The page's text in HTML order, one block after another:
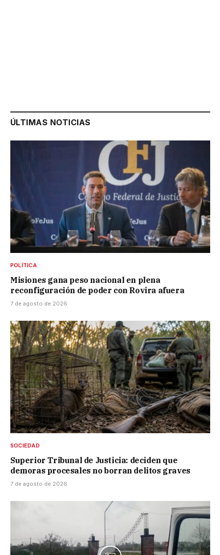
ÚLTIMAS NOTICIAS
POLÍTICA
Misiones gana peso nacional en plena
reconfiguración de poder con Rovira afuera
7 de agosto de 2026
SOCIEDAD
Superior Tribunal de Justicia: deciden que
demoras procesales no borran delitos graves
7 de agosto de 2026